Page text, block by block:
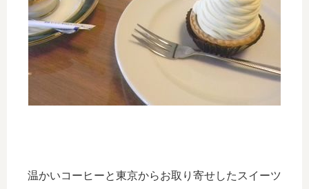
温かいコーヒーと東京からお取り寄せしたスイーツ